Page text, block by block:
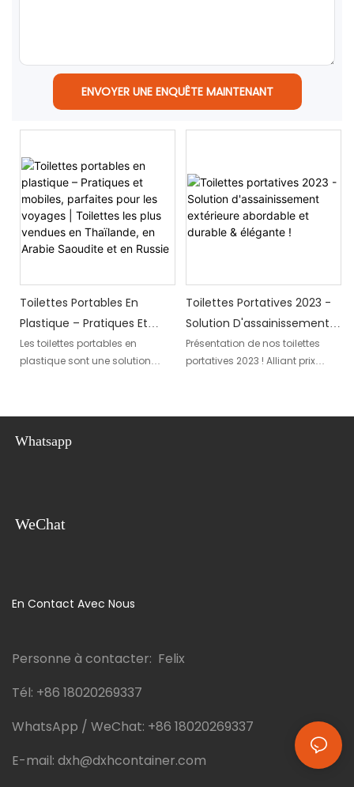
ENVOYER UNE ENQUÊTE MAINTENANT
Toilettes Portables En
Plastique – Pratiques Et
Mobiles, Parfaites Pour Les
Voyages | Toilettes Les Plus
Les toilettes portables en
plastique sont une solution
même, puisqu'il s'agit des
Toilettes Portatives 2023 -
Solution D'assainissement
Extérieure Abordable Et
Durable & Élégante !
Présentation de nos toilettes
portatives 2023 ! Alliant prix
Whatsapp
WeChat
En Contact Avec Nous
Personne à contacter: Felix
Tél: +86 18020269337
WhatsApp / WeChat: +86 18020269337
E-mail: dxh@dxhcontainer.com